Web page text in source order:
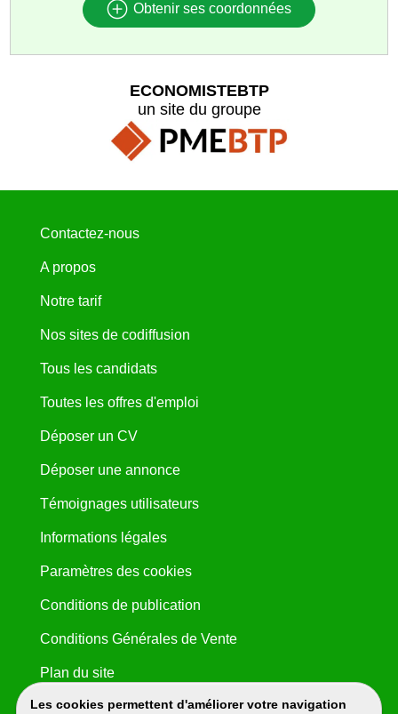
Obtenir ses coordonnées
Les cookies permettent d'améliorer votre navigation
ECONOMISTEBTP
un site du groupe
Contactez-nous
A propos
Notre tarif
Nos sites de codiffusion
Tous les candidats
Toutes les offres d'emploi
Déposer un CV
Déposer une annonce
Témoignages utilisateurs
Informations légales
Paramètres des cookies
Conditions de publication
Conditions Générales de Vente
Plan du site